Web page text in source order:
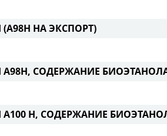
НА ЭКСПОРТ)
СОДЕРЖАНИЕ БИОЭТАНОЛА
Н, СОДЕРЖАНИЕ